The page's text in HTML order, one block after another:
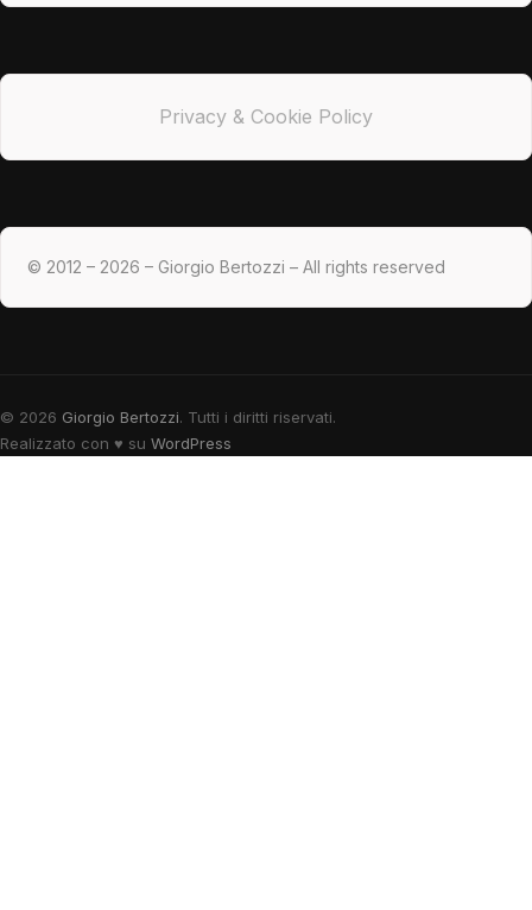
Privacy & Cookie Policy
© 2012 – 2026 – Giorgio Bertozzi – All rights reserved
© 2026 Giorgio Bertozzi. Tutti i diritti riservati.
Realizzato con ♥ su WordPress